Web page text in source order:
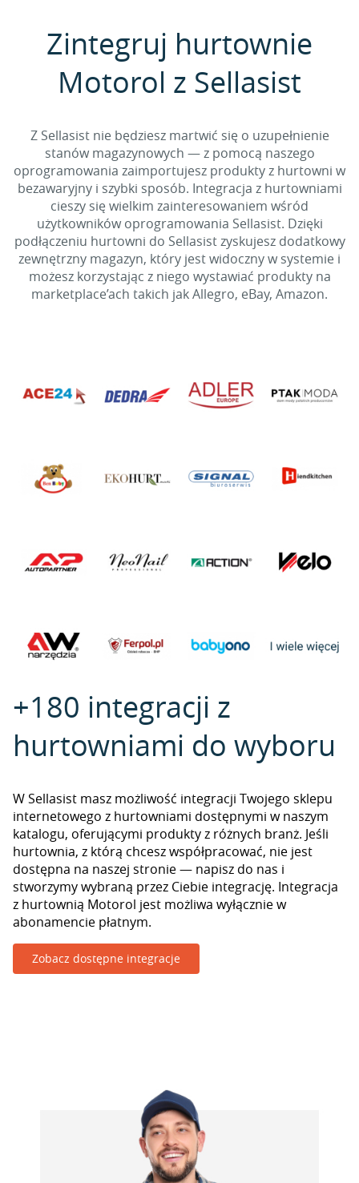
Zintegruj hurtownie
Motorol z Sellasist
Z Sellasist nie będziesz martwić się o uzupełnienie
stanów magazynowych — z pomocą naszego
oprogramowania zaimportujesz produkty z hurtowni w
bezawaryjny i szybki sposób. Integracja z hurtowniami
cieszy się wielkim zainteresowaniem wśród
użytkowników oprogramowania Sellasist. Dzięki
podłączeniu hurtowni do Sellasist zyskujesz dodatkowy
zewnętrzny magazyn, który jest widoczny w systemie i
możesz korzystając z niego wystawiać produkty na
marketplace’ach takich jak Allegro, eBay, Amazon.
+180 integracji z
hurtowniami do wyboru
W Sellasist masz możliwość integracji Twojego sklepu
internetowego z hurtowniami dostępnymi w naszym
katalogu, oferującymi produkty z różnych branż. Jeśli
hurtownia, z którą chcesz współpracować, nie jest
dostępna na naszej stronie — napisz do nas i
stworzymy wybraną przez Ciebie integrację. Integracja
z hurtownią Motorol jest możliwa wyłącznie w
abonamencie płatnym.
Zobacz dostępne integracje